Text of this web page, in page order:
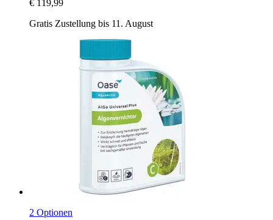
€ 119,99
Gratis Zustellung bis 11. August
2 Optionen